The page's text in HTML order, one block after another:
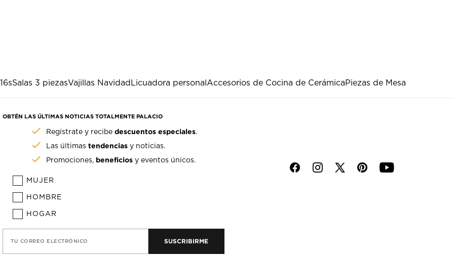
Salas 3 piezasVajillas Navidad Licuadora personal Accesorios de Cocina de CerámicaPiezas de Mesa
OBTÉN LAS ÚLTIMAS NOTICIAS TOTALMENTE PALACIO
Regístrate y recibedescuentos especiales.
Las últimastendencias y noticias.
Promociones, beneficios y eventos únicos.
MUJER
HOMBRE
HOGAR
TU CORREO ELECTRÓNICO SUSCRIBIRME
f i p y